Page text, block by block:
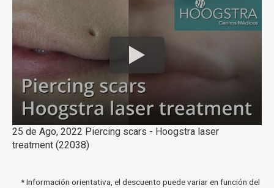
25 de Ago, 2022 Piercing scars - Hoogstra laser
treatment (22038)
* Información orientativa, el descuento puede variar en función del